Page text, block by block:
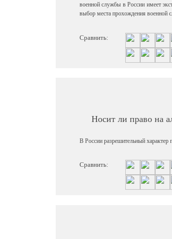
военной службы в России имеет
выбор места прохождения военной
Сравнить:
Носит ли право на
В России разрешительный
Сравнить: